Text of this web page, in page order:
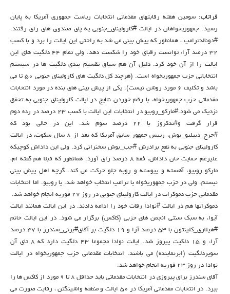
فراتاب: سومین هقته رقابتهای مقدماتی انتخابات ریاست جمهوری آمریکا به پایان
رسید. جمهوریخواهان در ایالت ‫#‏کارولینای_جنوبی‬ یه پای صندوق های رای رفتند.
‫#‏دونالدترامپ‬ ، همانطور که پیش بینی می شد به راحتی این ایالت را برد و با کسب
32 درصد آراء توانست رقبای خود را شکست دهد. ولی تمام 44 دلگیت های این
ایالت را از آن خود کرد. دلیل آن هم سیاق تقسیم بندی دلگیت ها در سیستم
انتخاباتی حزب جمهوریخواه است. (هرچند کل دلگیت های کارولینای جنوبی 50 تا می
باشد و تکلیف 6 مورد روشن نیست). یکی از پیش بینی های بنده در مورد انتخابات
مقدماتی حزب جمهوریخواه، با رقم خوردن نتایج در ایالت کارولینای جنوبی به تحقق
نزدیک می شود.‫#‏مارکو_روبیو‬
در انتخابات این ایالت با کسب 23 درصد در رده دوم
قرار گرفت و‫#‏تدکروز‬
با 22 درصد سوم شد. این در حالی بود که
‫#‏جرج_دبیلیو_بوش‬
، رییس جمهور سابق آمریکا که بعد از 8 سال سکوت، در ایالت
کارولینای جنوبی به نفع برادرش‫#‏جب_بوش‬ سخنرانی کرد. ولی این داداش کوچیکه
علیرغم حمایت خان داداش، فقط 8 درصد رای آورد. همانطور که قبلا هم گفته ام،
مارکو روبیو، آهسته و پیوسته و روبه جلو حرکت می کند. گرچه اهل پیش بینی
نیستم. ولی در حزب جمهوریخواه یا ترامپ انتخاب خواهد شد. یا روبیو. اما انتخابات
مقدماتی حزب دموکرات در ایالت کارولینای جنوبی در روز 27 فوریه انجام خواهد شد.
دموکراتها هم در ایالت ‫#‏نوادا‬ رقات خود را ادامه دادند. در این ایالت همانند ایالت
آیوا، به سبک سنتی انجمن های حزبی (کاکس) برگزار می شود. در این ایالت خانم
‫#‏هیلاری_کلینتون‬ با 53 درصد آرا و 19 دلگیت بر آقای ‫#‏برنی_سندرز‬
با 47 درصد
آراء و 15 دلکیت پیروز شد. ایالت نوادا مجموعا 43 دلگیت دارد که 8 تای آن
سوپردلگیت (ابرنماینده) می باشند. انتخابات مقدماتی حزب جمهوریخواه در ایالت
نوادا در روز 23 فوریه انجام خواهد شد.
آقای سندرز برای پیروزی در انتخابات مقدماتی باید حداقل 8 تا 9 مورد از کاکس ها را
ببرد. در انتخابات مقدماتی آمریکا در 50 ایالت و منطقه واشینگتن ، رقابت صورت می